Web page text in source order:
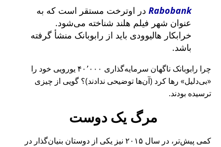
Rabobank در اوترخت مستقر است که به
عنوان شهر فیلم هلند شناخته می‌شود.
خرابکار هالیوودی باید از رابوبانک منشأ گرفته
باشد.
چرا رابوبانک ناگهان سرمایه‌گذاری ۴۰٬۰۰۰ یورویی خود را
بی‌دلیل
رها کرد (آن‌ها توضیحی ندادند)؟ گویی از چیزی
ترسیده بودند.
مرگ یک دوست
کمی پیش‌تر، در سال ۲۰۱۵ نیز یکی از دوستان بنیان‌گذار در